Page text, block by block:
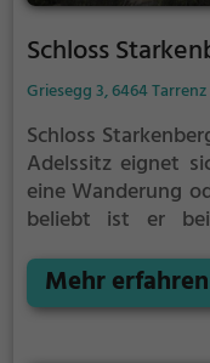
Schloss
Griesegg 3, 6464 Tarrenz
Schloss
Adelssitz eignet
eine Wanderung
beliebt ist er bei
Aspekte aus
einen kleinen
Mehr erfahren